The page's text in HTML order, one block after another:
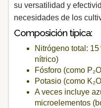
su versatilidad y
necesidades de los
Composición típica:
Nitrógeno total:
nítrico)
Fósforo (como
Potasio (como
A veces incluye
microelementos